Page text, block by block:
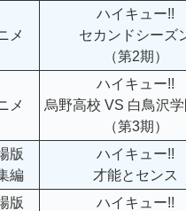
メ
ハイキュー!!
セカンドシーズ
（第2期）
メ
ハイキュー!!
烏野高校 VS 白鳥沢
（第3期）
版
編
ハイキュー!!
才能とセンス
版
ハイキュー!!